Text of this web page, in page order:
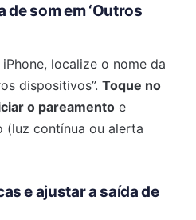
de som em ‘Outros
localize o nome da
dispositivos”. Toque no
o pareamento e
(luz contínua ou alerta
e ajustar a saída de